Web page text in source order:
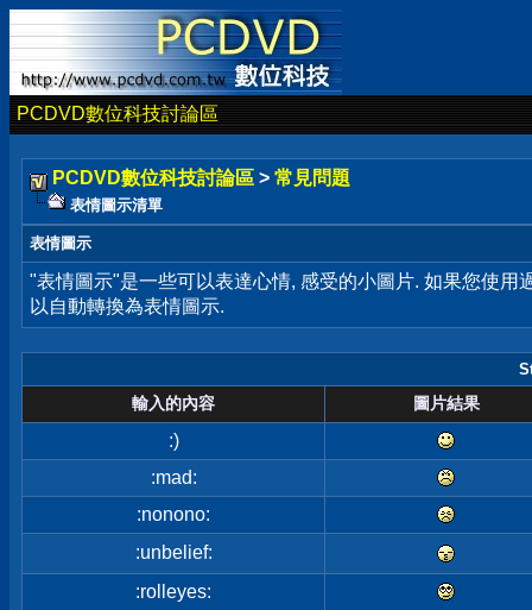
PCDVD數位科技討論區
PCDVD數位科技討論區 > 常見問題
表情圖示清單
表情圖示
"表情圖示"是一些可以表達心情, 感受的小圖片. 如果您使
以自動轉換為表情圖示.
輸入的內容 圖片結果
:)
:mad:
:nonono:
:unbelief:
:rolleyes: